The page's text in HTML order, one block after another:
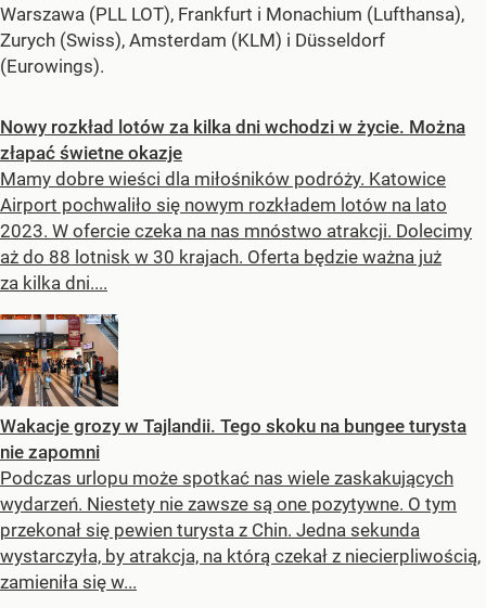
Warszawa (PLL LOT), Frankfurt i Monachium (Lufthansa),
Zurych (Swiss), Amsterdam (KLM) i Düsseldorf
(Eurowings).
Nowy rozkład lotów za kilka dni wchodzi w życie. Można
złapać świetne okazje
Mamy dobre wieści dla miłośników podróży. Katowice
Airport pochwaliło się nowym rozkładem lotów na lato
2023. W ofercie czeka na nas mnóstwo atrakcji. Dolecimy
aż do 88 lotnisk w 30 krajach. Oferta będzie ważna już
za kilka dni....
Wakacje grozy w Tajlandii. Tego skoku na bungee turysta
nie zapomni
Podczas urlopu może spotkać nas wiele zaskakujących
wydarzeń. Niestety nie zawsze są one pozytywne. O tym
przekonał się pewien turysta z Chin. Jedna sekunda
wystarczyła, by atrakcja, na którą czekał z niecierpliwością,
zamieniła się w...